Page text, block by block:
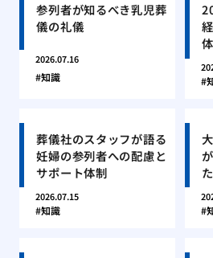
参列者が知るべき乳児葬
儀の礼儀
2026.07.16
知識
葬儀社のスタッフが語る
妊婦の参列者への配慮と
サポート体制
2026.07.15
知識